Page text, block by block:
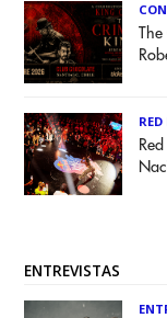
ENTREVISTAS